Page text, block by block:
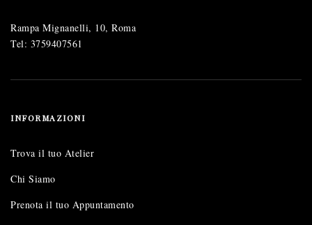
Rampa Mignanelli, 10, Roma
Tel: 3759407561
INFORMAZIONI
Trova il tuo Atelier
Chi Siamo
Prenota il tuo Appuntamento